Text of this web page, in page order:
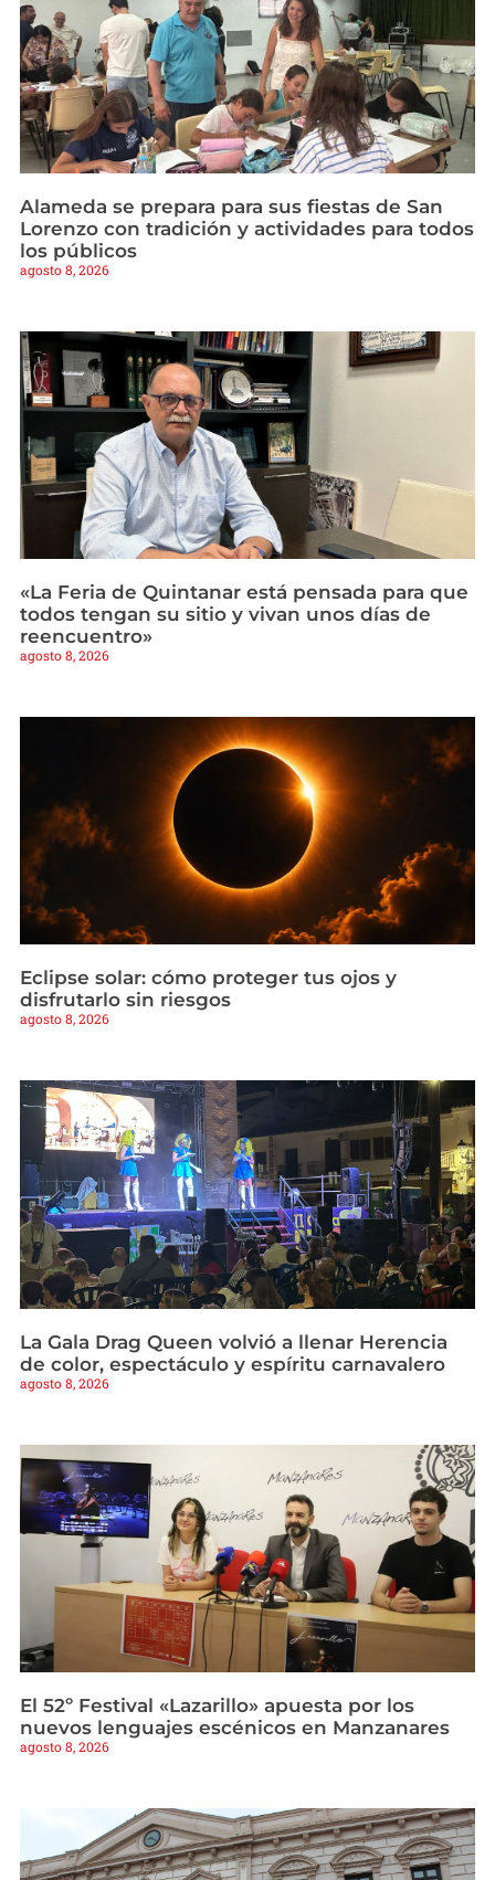
Alameda se prepara para sus fiestas de San
Lorenzo con tradición y actividades para todos
los públicos
agosto 8, 2026
«La Feria de Quintanar está pensada para que
todos tengan su sitio y vivan unos días de
reencuentro»
agosto 8, 2026
Eclipse solar: cómo proteger tus ojos y
disfrutarlo sin riesgos
agosto 8, 2026
La Gala Drag Queen volvió a llenar Herencia
de color, espectáculo y espíritu carnavalero
agosto 8, 2026
El 52º Festival «Lazarillo» apuesta por los
nuevos lenguajes escénicos en Manzanares
agosto 8, 2026